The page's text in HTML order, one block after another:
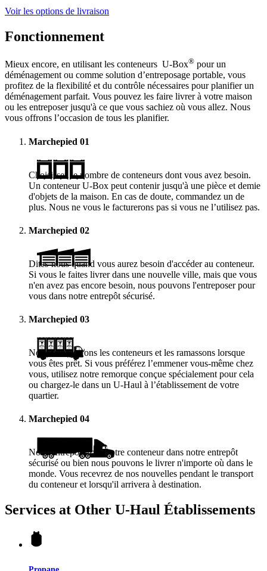
Voir les options de livraison
Fonctionnement
Mieux encore, en utilisant les conteneurs U-Box® pour un
déménagement ou comme solution d’entreposage portable, vous
profitez de la flexibilité et du contrôle nécessaires pour planifier un
déménagement parfait. Vous pouvez les faire livrer à votre maison
ou les entreposer jusqu'à ce que vous sachiez où vous allez. Nous
vous offrons l’occasion de tous les planifier.
Marchepied 01
Choisissez le nombre de conteneurs dont vous avez besoin.
Un conteneurU-Box peut contenir jusqu'à une pièce et demie
d'objets de la maison. En cas de doute, commandez un de
plus. Nous ne vous le facturerons pas si vous ne l’utilisez pas.
Marchepied 02
Dites-nous quand vous aurez besoin d'accéder au conteneur.
Si vous le faites livrer dans une nouvelle ville, mais que vous
n'en avez pas encore besoin, nous pouvons l'entreposer pour
vous dans notre entrepôt sécurisé.
Marchepied 03
Nous vous livrons les conteneurs et les ramassons lorsque
vous êtes prêt. Si vous préférez l’emmener vous-même chez
vous, utilisez notre remorque conçue spécialement pour cela
ou chargez-le dans un U-Haul à l’établissement de votre
quartier.
Marchepied 04
Nous entreposerons votre conteneur dans notre entrepôt
sécurisé ou bien nous pouvons le livrer n'importe où dans le
monde. Vous recevrez de nos nouvelles pendant le transport
du conteneur et lorsqu'il arrivera à destination.
Services at Other U-Haul Établissements